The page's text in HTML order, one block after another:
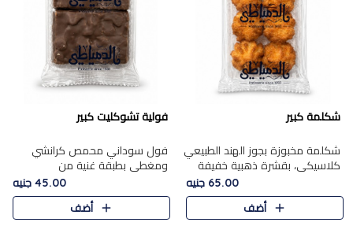
شكلمة كبير
شكلمة مخبوزة بجوز الهند الطبيعي
كلاسيكي، بقشرة ذهبية خفيفة
وقلب طري رطب يذوب في الفم،
تمنحك المذاق الشرقي الحلو الأصيل
التقليدي في كل لقمة.
65.00 جنيه
أضف
فولية تشوكليت كبير
فول سوداني محمص كرانشي
ومغطى بطبقة غنية من
الشوكولاتة، يجمع بين طعم
القرمشة الأصيلة الكلاسكيكية
التقليدية للفول السوداني وحلاوة
45.00 جنيه
أضف